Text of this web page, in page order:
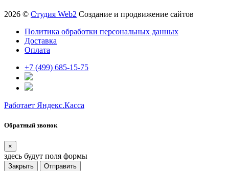
2026 © Студия Web2 Создание и продвижение сайтов
Политика обработки персональных данных
Доставка
Оплата
+7 (499) 685-15-75
Работает Яндекс.Касса
Обратный звонок
×
здесь будут поля формы
Закрыть
Отправить